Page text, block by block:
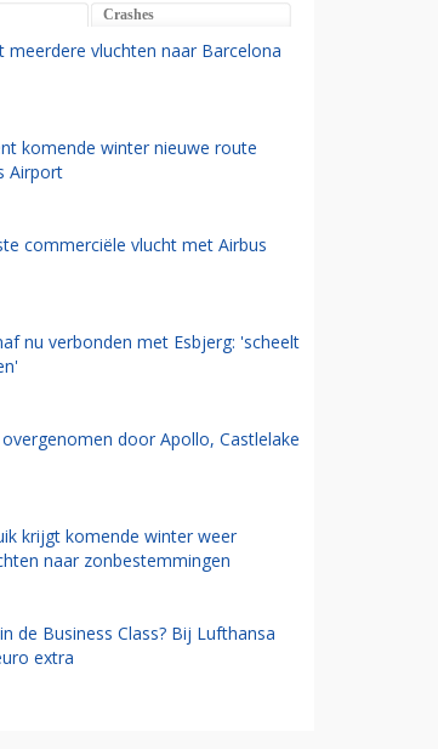
Crashes
meerdere vluchten naar Barcelona
komende winter nieuwe route
Airport
commerciële vlucht met Airbus
nu verbonden met Esbjerg: 'scheelt
door Apollo, Castlelake
krijgt komende winter weer
naar zonbestemmingen
de Business Class? Bij Lufthansa
extra